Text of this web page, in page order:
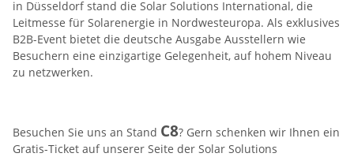
in Düsseldorf stand die Solar Solutions International, die
Leitmesse für Solarenergie in Nordwesteuropa. Als exklusives
B2B-Event bietet die deutsche Ausgabe Ausstellern wie
Besuchern eine einzigartige Gelegenheit, auf hohem Niveau
zu netzwerken.
Besuchen Sie uns an Stand C8? Gern schenken wir Ihnen ein
Gratis-Ticket auf unserer Seite der Solar Solutions